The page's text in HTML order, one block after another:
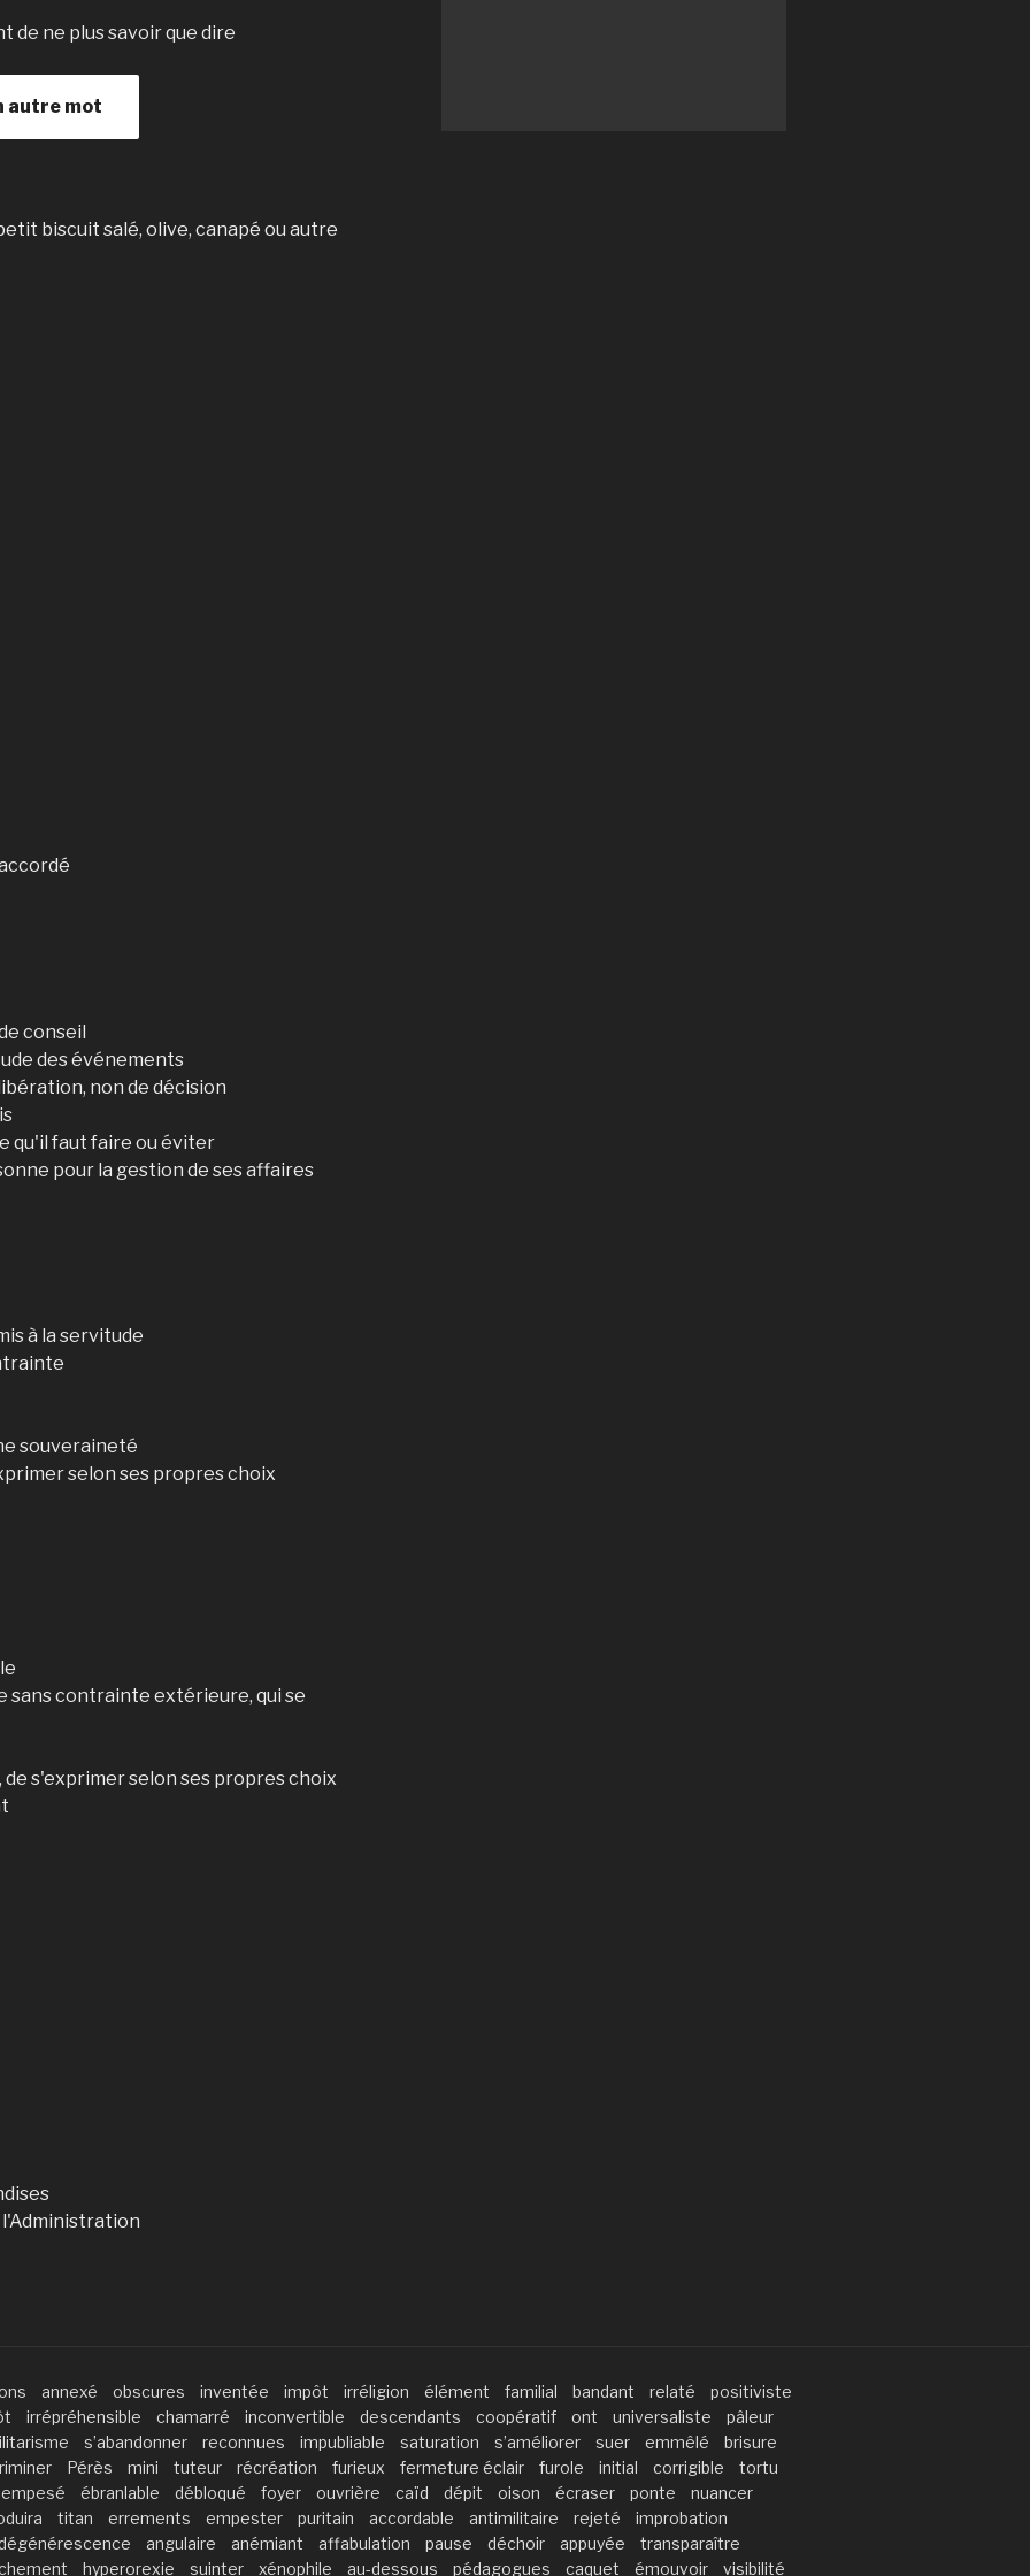
de ne plus savoir que dire
autre mot
biscuit salé, olive, canapé ou autre
conseil
des événements
non de décision
qu'il faut faire ou éviter
pour la gestion de ses affaires
à la servitude
souveraineté
selon ses propres choix
sans contrainte extérieure, qui se
de s'exprimer selon ses propres choix
annexé obscures inventée impôt irréligion élément familial bandant relaté
positiviste
irrépréhensible chamarré inconvertible descendants coopératif ont universaliste
pâleur
s’abandonner reconnues impubliable saturation s’améliorer suer emmêlé
brisure
Pérès mini tuteur récréation furieux fermeture éclair furole initial corrigible
tortu
empesé
ébranlable débloqué foyer ouvrière caïd dépit oison écraser ponte
nuancer
titan errements empester puritain accordable antimilitaire rejeté
improbation
angulaire anémiant affabulation pause déchoir appuyée
transparaître
hyperorexie suinter xénophile au-dessous pédagogues caquet émouvoir visibilité